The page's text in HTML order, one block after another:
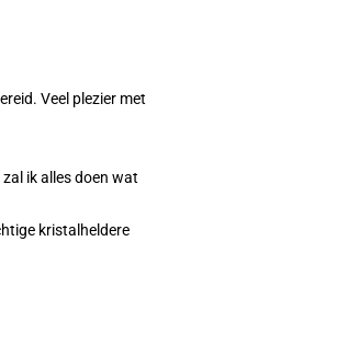
Veel plezier met
ik alles doen wat
kristalheldere